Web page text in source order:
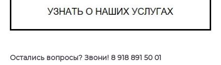
Остались вопросы? Звони! 8 918 891 50 01